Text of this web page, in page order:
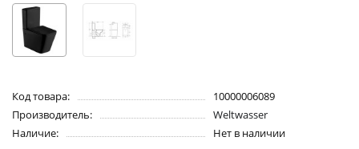
Код товара:
10000006089
Производитель:
Weltwasser
Наличие:
Нет в наличии